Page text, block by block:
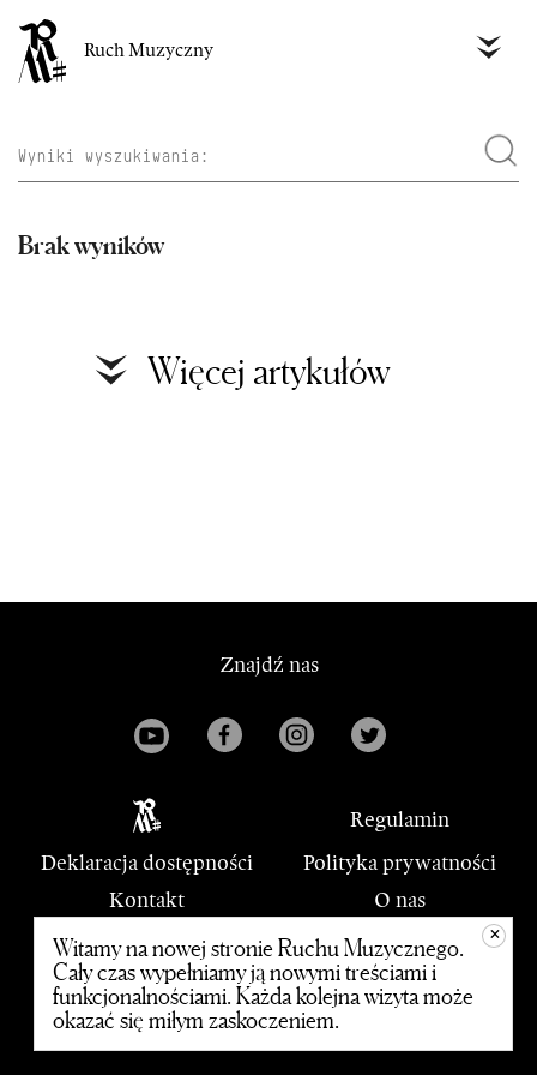
Ruch Muzyczny
Brak wyników
Więcej artykułów
Znajdź nas
Regulamin
Deklaracja dostępności
Polityka prywatności
Kontakt
O nas
PWM
© 2020 Polskie Wydawnictwo Muzyczne
+
Witamy na nowej stronie Ruchu Muzycznego.
Cały czas wypełniamy ją nowymi treściami i
funkcjonalnościami. Każda kolejna wizyta może
okazać się miłym zaskoczeniem.